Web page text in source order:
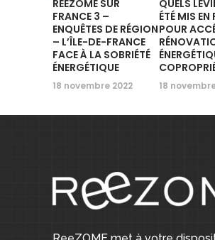
REEZOME SUR
FRANCE 3 –
ENQUÊTES DE RÉGION
– L’ÎLE-DE-FRANCE
FACE À LA SOBRIÉTÉ
ÉNERGÉTIQUE
18 novembre 2022
QUELS
ÉTÉ MIS EN
POUR
18